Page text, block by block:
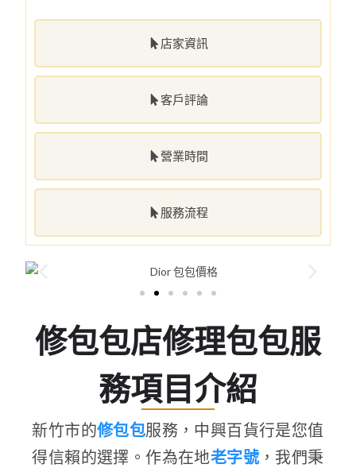
店家資訊
客戶評論
營業時間
服務流程
修包包店修理包包服
務項目介紹
新竹市的修包包服務，中興百貨行是您值
得信賴的選擇。作為在地老字號，我們秉